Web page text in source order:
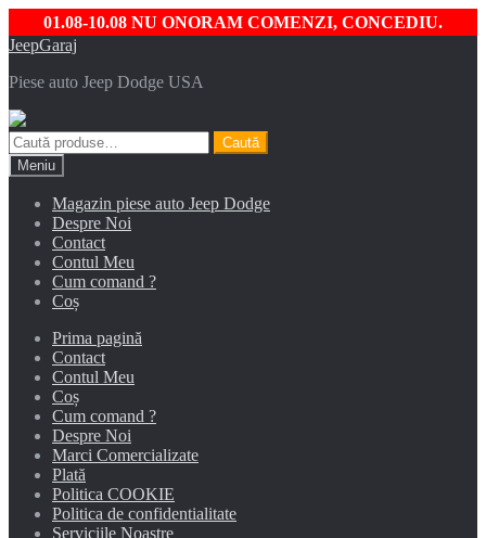
01.08-10.08 NU ONORAM COMENZI, CONCEDIU.
Sari
navigare
Sari
conținut
JeepGaraj
Piese auto Jeep Dodge USA
Caută
după:
Caută
Meniu
Magazin piese auto Jeep Dodge
Despre Noi
Contact
Contul Meu
Cum comand ?
Coș
Prima pagină
Contact
Contul Meu
Coș
Cum comand ?
Despre Noi
Marci Comercializate
Plată
Politica COOKIE
Politica de confidentialitate
Serviciile Noastre